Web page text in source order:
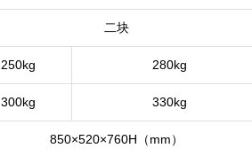
二块
250kg 280kg
300kg 330kg
850×520×760H（mm）